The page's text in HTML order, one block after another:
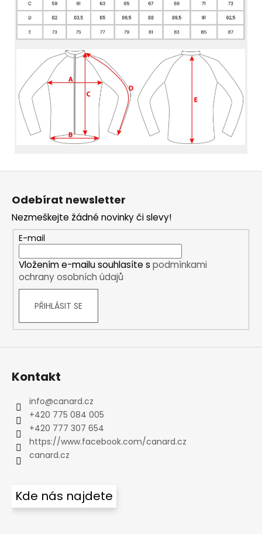
Odebírat newsletter
Nezmeškejte žádné novinky či slevy!
E-mail
Vložením e-mailu souhlasíte s podmínkami
ochrany osobních údajů
PŘIHLÁSIT SE
Kontakt
info@canard.cz
+420 775 084 005
+420 777 307 654
https://www.facebook.com/canard.cz
canard.cz
Kde nás najdete